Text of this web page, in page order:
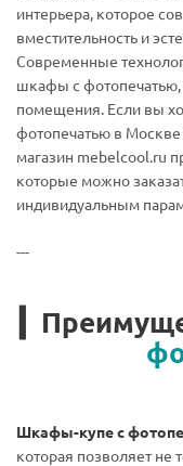
интерьера, которое
вместительность и
Современные
шкафы с
помещения. Если вы
фотопечатью в Москве
магазин mebelcool.ru
которые можно
индивидуальным
---
Шкафы-купе с
которая позволяет не